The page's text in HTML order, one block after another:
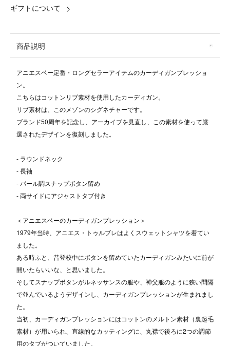
ギフトについて
商品説明
アニエスベー定番・ロングセラーアイテムのカーディガンプレッショ
ン。
こちらはコットンリブ素材を使用したカーディガン。
リブ素材は、このメゾンのシグネチャーです。
ブランド50周年を記念し、アーカイブを見直し、この素材を使って厳
選されたデザインを復刻しました。
- ラウンドネック
- 長袖
- パール調スナップボタン留め
- 両サイドにアジャストタブ付き
＜アニエスベーのカーディガンプレッション＞
1979年当時、アニエス・トゥルブレはよくスウェットシャツを着てい
ました。
ある時ふと、昔登校中にボタンを留めていたカーディガンみたいに前が
開いたらいいな、と思いました。
そしてスナップボタンがルネッサンスの服や、神父服のように狭い間隔
で並んでいるようデザインし、カーディガンプレッションが生まれまし
た。
当初、カーディガンプレッションにはコットンのメルトン素材（裏起毛
素材）が用いられ、直線的なカッティングに、丸襟で後ろに2つの調節
用のタブがついていました。